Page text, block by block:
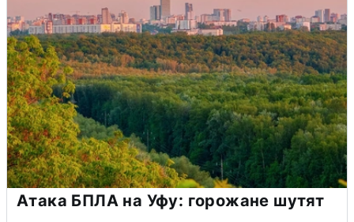
Атака БПЛА на Уфу: горожане шутят